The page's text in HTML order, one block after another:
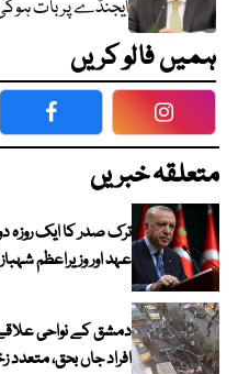
ایجنڈے پر بات
ہمیں فالو کریں
Facebook
متعلقہ خبریں
ترک صدر کا ایک روزہ
عہد اور وزیراعظم
افراد جاں بحق، متعدد